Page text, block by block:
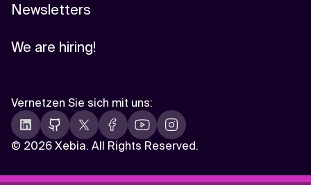
Newsletters
We are hiring!
© 2026 Xebia. All Rights Reserved.
Vernetzen Sie sich mit uns: